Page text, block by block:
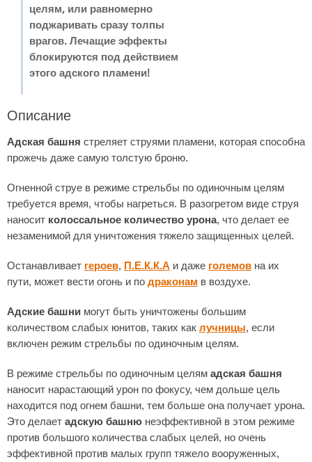
целям, или равномерно
поджаривать сразу толпы
врагов. Лечащие эффекты
блокируются под действием
этого адского пламени!
Описание
Адская башня стреляет струями пламени, которая способна
прожечь даже самую толстую броню.
Огненной струе в режиме стрельбы по одиночным целям
требуется время, чтобы нагреться. В разогретом виде струя
наносит колоссальное количество урона, что делает ее
незаменимой для уничтожения тяжело защищенных целей.
Останавливает героев, П.Е.К.К.А и даже големов на их
пути, может вести огонь и по драконам в воздухе.
Адские башни могут быть уничтожены большим
количеством слабых юнитов, таких как лучницы, если
включен режим стрельбы по одиночным целям.
В режиме стрельбы по одиночным целям адская башня
наносит нарастающий урон по фокусу, чем дольше цель
находится под огнем башни, тем больше она получает урона.
Это делает адскую башню неэффективной в этом режиме
против большого количества слабых целей, но очень
эффективной против малых групп тяжело вооруженных,